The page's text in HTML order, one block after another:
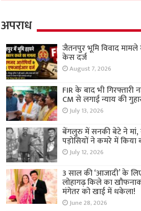
अपराध
जैतनपुर भूमि विवाद
केस दर्ज
August 7, 2026
FIR के बाद भी गिरफ्तारी
CM से लगाई न्याय की
July 13, 2026
बेंगलुरु में सनकी बेटे ने मां,
पड़ोसियों ने कमरे में किया
July 12, 2026
3 साल की ‘आजादी’ के
लोहागढ़ किले का
मंगेतर को खाई में धकेला!
June 28, 2026